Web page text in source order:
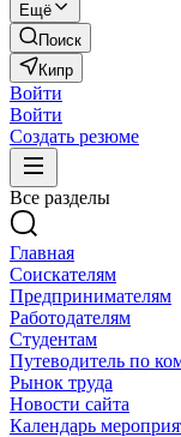
Ещё
Поиск
Кипр
Войти
Войти
Создать резюме
Все разделы
Главная
Соискателям
Предпринимателям
Работодателям
Студентам
Путеводитель по
Рынок труда
Новости сайта
Календарь